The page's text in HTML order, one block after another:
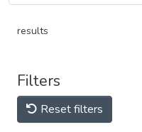
results
Filters
Reset filters